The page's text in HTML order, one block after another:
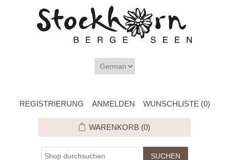
REGISTRIERUNG ANMELDEN WUNSCHLISTE (0)
WARENKORB (0)